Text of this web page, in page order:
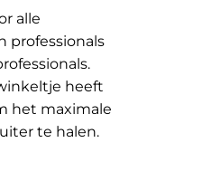
alle
professionals
heeft
het maximale
te halen.